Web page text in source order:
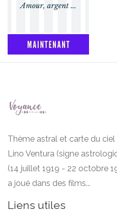
Thème astral et carte du
Lino Ventura (signe
(14 juillet 1919 - 22 octobre
a joué dans des films...
Liens utiles